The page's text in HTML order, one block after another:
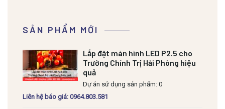
SẢN PHẨM MỚI
Lắp đặt màn hình LED P2.5 cho
Trường Chính Trị Hải Phòng hiệu
quả
Dự án sử dụng sản phẩm: 0
Liên hệ báo giá: 0964.803.581